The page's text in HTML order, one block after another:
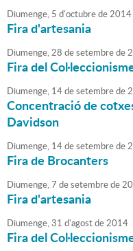
Diumenge, 5 d'octubrede2014
Fira d'artesania
Diumenge,28 desetembrede
Fira del
Diumenge, 14desetembrede
Concentració de
Davidson
Diumenge, 14desetembrede
Fira de Brocanters
Diumenge,7 desetembrede
Fira d'artesania
Diumenge,31 d'agostde2014
Fira del